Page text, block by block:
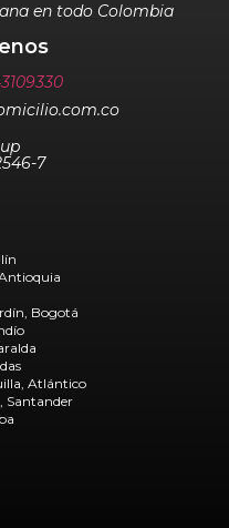
en todo Colombia
7
Bogotá
Atlántico
Santander